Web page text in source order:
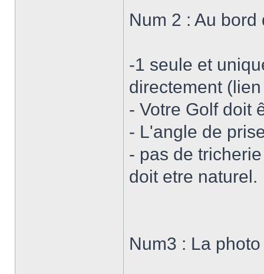
Num 2 : Au bord
-1 seule et
directement
- Votre Golf doit
- L'angle de
- pas de
doit etre naturel.
Num3 : La